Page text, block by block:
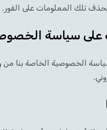
تلك المعلومات على الفور.
على سياسة
الخصوصية الخاصة بنا من